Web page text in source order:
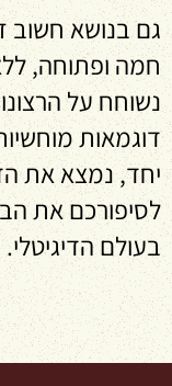
גם בנושא חשוב
חמה ופתוחה,
נשוחח על
דוגמאות
יחד, נמצא את
לסיפורכם את
בעולם הדיגיטלי.